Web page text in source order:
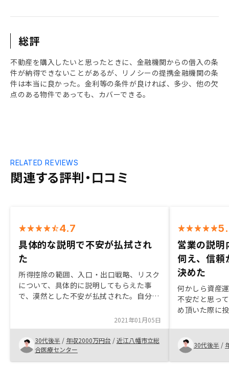
総評
不動産を購入したいと思ったときに、金融機関からの借入の条
件が納得できないことがあるが、リノシーの提携金融機関の条
件は本当に良かった。金利等の条件が良ければ、多少、他の欠
点のある物件であっても、カバーできる。
関連する評判・口コミ
RELATED REVIEWS
4.7
具体的な説明で不安が払拭され
た
所得控除の範囲、入口・出口戦略、リスク
について、具体的に説明してもらえた事
で、漠然とした不安が払拭された。自分で
ないが、その労力とのバランスを考えて
RENOSYに委託することにした。不動産投
資のメリットを相手の理解度とニーズの把
握に合わせて説明して頂けると安心に繋が
ると思います。
2021年01月05日
30代後半 / 年収2000万円台 /近江八幡市立総
合医療センター
営業の説明
伺え、信頼
決めた
何かしら資産
不安だと思っ
め頂いた際に
容と僕への真
の信頼が強く
今後とも末永
30代後半 /